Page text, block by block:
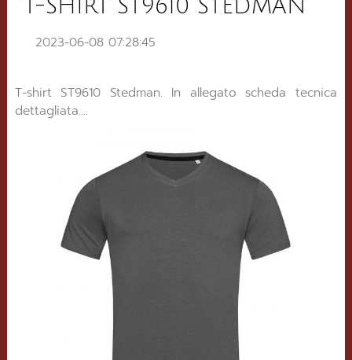
T-SHIRT ST9610 STEDMAN
2023-06-08 07:28:45
T-shirt ST9610 Stedman. In allegato scheda tecnica
dettagliata....